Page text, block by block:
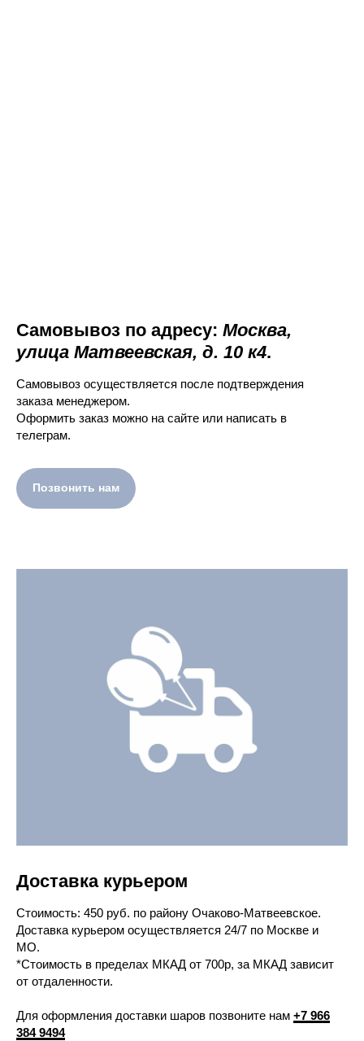
Самовывоз по адресу: Москва,
улица Матвеевская, д. 10 к4.
Самовывоз осуществляется после подтверждения
заказа менеджером.
Оформить заказ можно на сайте или написать в
телеграм.
Позвонить нам
Доставка курьером
Cтоимость: 450 руб. по району Очаково-Матвеевское.
Доставка курьером осуществляется 24/7 по Москве и
МО.
*Стоимость в пределах МКАД от 700р, за МКАД зависит
от отдаленности.
Для оформления доставки шаров позвоните нам +7 966
384 9494